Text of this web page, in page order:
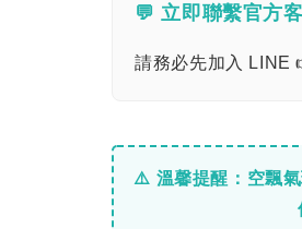
💬 立即聯繫官方
請務必先加入 LINE
⚠️ 溫馨提醒：空飄